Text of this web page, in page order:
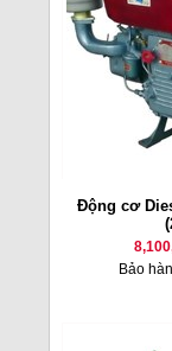
Động cơ
Bảo